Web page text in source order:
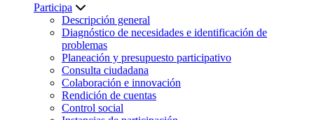
Participa
Descripción general
Diagnóstico de necesidades e identificación de
problemas
Planeación y presupuesto participativo
Consulta ciudadana
Colaboración e innovación
Rendición de cuentas
Control social